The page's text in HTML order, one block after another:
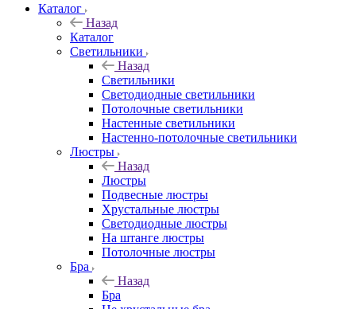
Каталог
Назад
Каталог
Светильники
Назад
Светильники
Светодиодные светильники
Потолочные светильники
Настенные светильники
Настенно-потолочные светильники
Люстры
Назад
Люстры
Подвесные люстры
Хрустальные люстры
Светодиодные люстры
На штанге люстры
Потолочные люстры
Бра
Назад
Бра